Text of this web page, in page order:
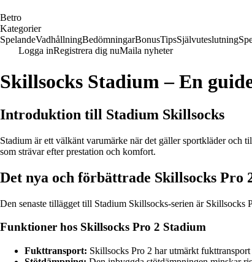
Betro
Kategorier
SpelandeVadhållningBedömningarBonusTipsSjälvuteslutning
Logga inRegistrera dig nuMaila nyheter
Skillsocks Stadium – En
Introduktion till Stadium Skillsocks
Stadium är ett välkänt varumärke när det gäller sportkläder och
som strävar efter prestation och komfort.
Det nya och förbättrade Skillsocks Pro
Den senaste tillägget till Stadium Skillsocks-serien är Skillsocks
Funktioner hos Skillsocks Pro 2 Stadium
Fukttransport: Skillsocks Pro 2 har utmärkt